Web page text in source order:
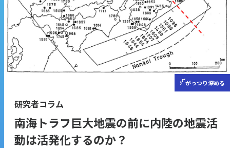
がっつり深める
研究者コラム
南海トラフ巨大地震の前に内陸の地震活
動は活発化するのか？